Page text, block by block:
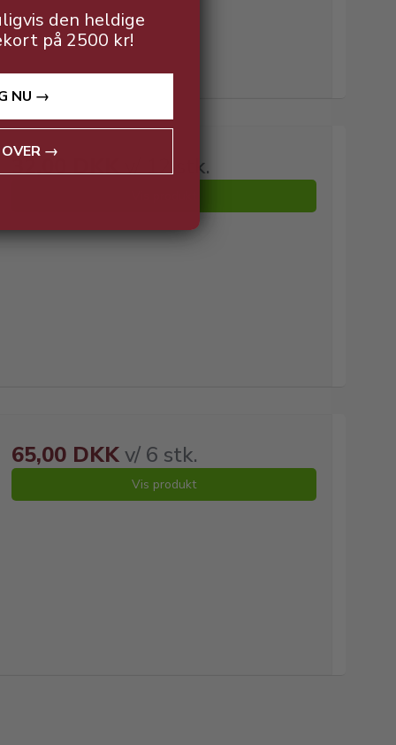
32,00 DKKv/ 12 stk.
65,00 DKKv/ 6 stk.
Vis produkt
den heldige
på 2500 kr!
NU →
OVER →